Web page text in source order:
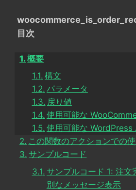
目次
概要
構文
パラメータ
戻り値
使用可能な
使用可能な WordPress
この関数のアクションでの
サンプルコード
サンプルコード 1: 注文
別なメッセージ表示